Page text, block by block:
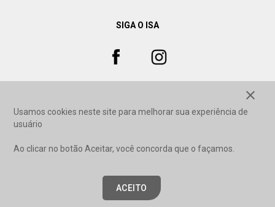
SIGA O ISA
Copyright © 2020, ISA - Instituto Socioambiental
Usamos cookies neste site para melhorar sua experiência de
usuário
Ao clicar no botão Aceitar, você concorda que o façamos.
ACEITO
close